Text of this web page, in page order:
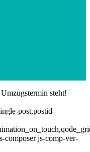
steht!
post,postid-
composer js-comp-ver-